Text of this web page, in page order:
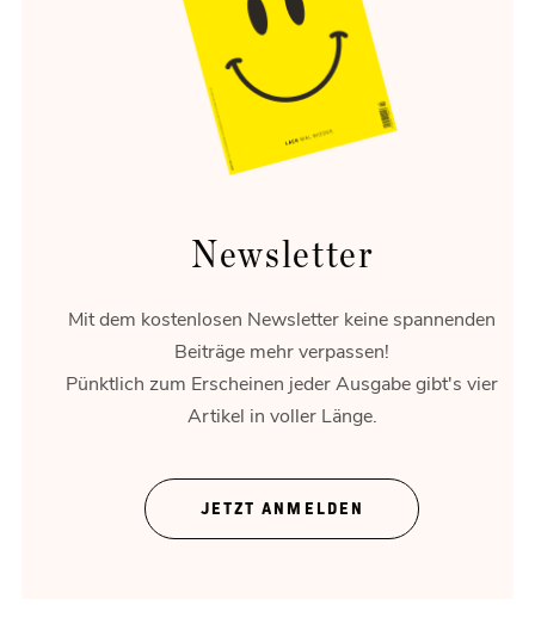
Circular Escape
Eine schöne Umgebung verändert, wie wir reisen,
entspannen und erinnern.
Theater ohne Zeigefinger
Gregor Bloéb über „Feuernacht“. Und mehr.
Newsletter
Mit dem kostenlosen Newsletter keine spannenden
Beiträge mehr verpassen!
Pünktlich zum Erscheinen jeder Ausgabe gibt's vier
Artikel in voller Länge.
JETZT ANMELDEN